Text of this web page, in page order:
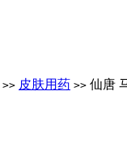
>> 皮肤用药 >> 仙唐